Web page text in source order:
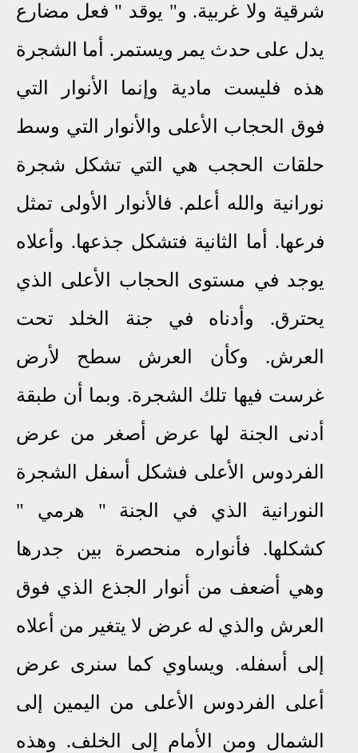
شرقية ولا غربية. و" يوقد " فعل مضارع
يدل على حدث يمر ويستمر. أما الشجرة
هذه فليست مادية وإنما الأنوار التي
فوق الحجاب الأعلى والأنوار التي وسط
حلقات الحجب هي التي تشكل شجرة
نورانية والله أعلم. فالأنوار الأولى تمثل
فرعها. أما الثانية فتشكل جذعها. وأعلاه
يوجد في مستوى الحجاب الأعلى الذي
يحترق. وأدناه في جنة الخلد تحت
العرش. وكأن العرش سطح لأرض
غرست فيها تلك الشجرة. وبما أن طبقة
أدنى الجنة لها عرض أصغر من عرض
الفردوس الأعلى فشكل أسفل الشجرة
النورانية الذي في الجنة " هرمي "
كشكلها. فأنواره منحصرة بين جدرها
وهي أضعف من أنوار الجذع الذي فوق
العرش والذي له عرض لا يتغير من أعلاه
إلى أسفله. ويساوي كما سنرى عرض
أعلى الفردوس الأعلى من اليمين إلى
الشمال ومن الأمام إلى الخلف. وهذه